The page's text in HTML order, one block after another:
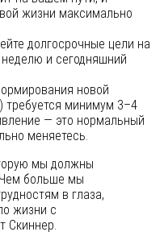
жизни максимально
долгосрочные цели на
и сегодняшний
новой
требуется минимум 3–4
— это нормальный
меняетесь.
мы должны
больше мы
в глаза,
жизни с
Скиннер.